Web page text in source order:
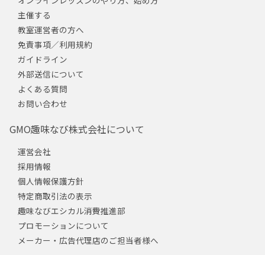
主催する
教室運営者の方へ
免責事項／利用規約
ガイドライン
外部送信について
よくある質問
お問い合わせ
GMO趣味なび株式会社について
運営会社
採用情報
個人情報保護方針
特定商取引法の表示
趣味なびエシカル消費推進部
プロモーションについて
メーカー・広告代理店のご担当者様へ